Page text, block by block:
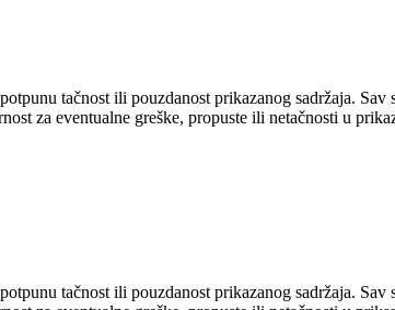
tačnost ili pouzdanost prikazanog sadržaja.
za eventualne greške, propuste ili netačnosti u
tačnost ili pouzdanost prikazanog sadržaja.